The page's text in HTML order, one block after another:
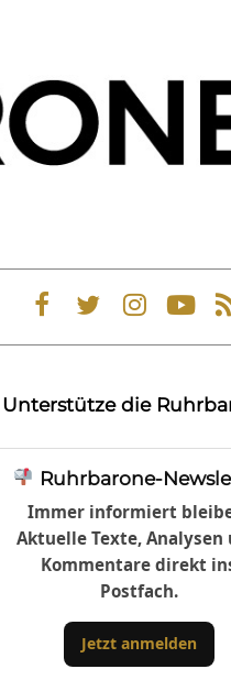
Unterstütze die
Ruhrbarone-
Immer informiert
Aktuelle Texte, Analysen
Kommentare direkt
Postfach.
Jetzt anmelden